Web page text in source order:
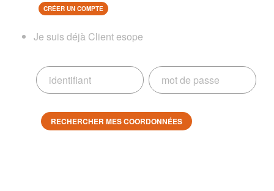
CRÉER UN COMPTE
Je suis déjà Client esope
RECHERCHER MES COORDONNÉES